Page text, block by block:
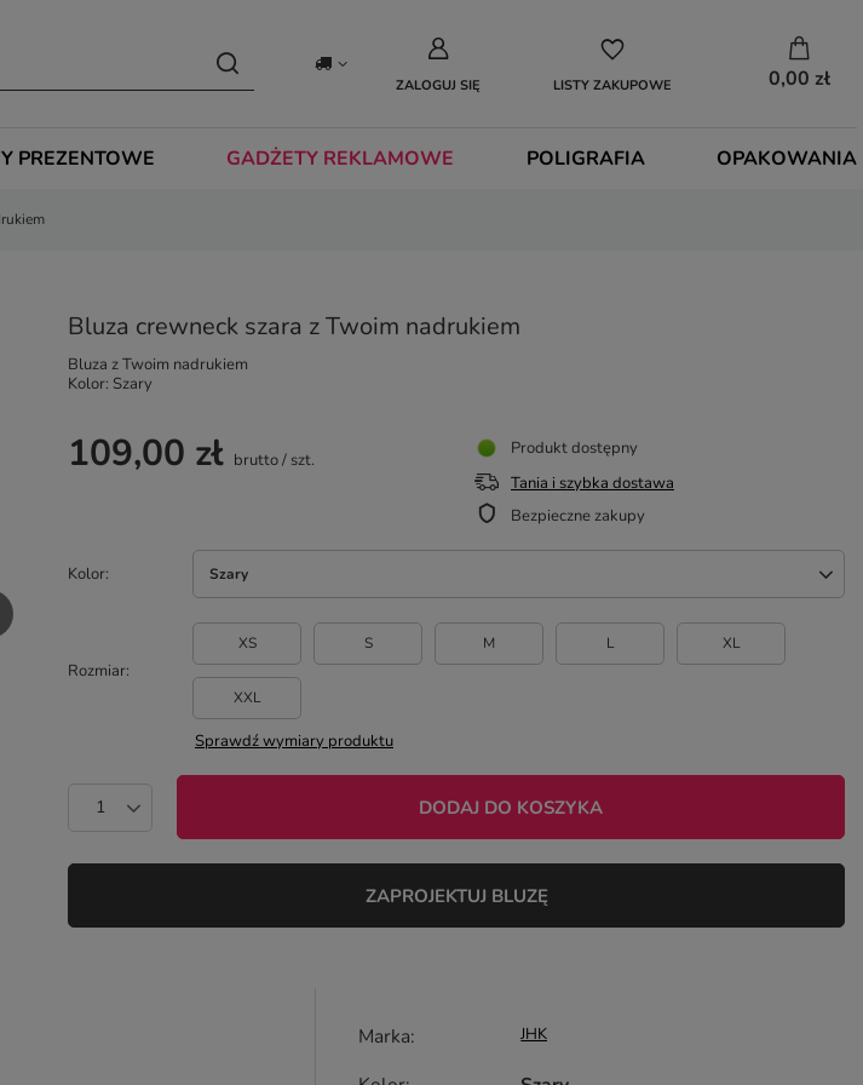
ZALOGUJ SIĘ LISTY ZAKUPOWE 0,00 zł
PREZENTOWE GADŻETY REKLAMOWE POLIGRAFIA OPAKOWANIA
Bluza crewneck szara z Twoim nadrukiem
Bluza z Twoim nadrukiem
Kolor: Szary
Kolor Szary
Rozmiar
XS S M L XL
XXL
Sprawdź wymiary produktu
109,00 zł brutto/ szt.
DODAJ DO KOSZYKA
Produkt dostępny
Tania i szybka dostawa
Bezpieczne zakupy
ZAPROJEKTUJ BLUZĘ
Marka JHK